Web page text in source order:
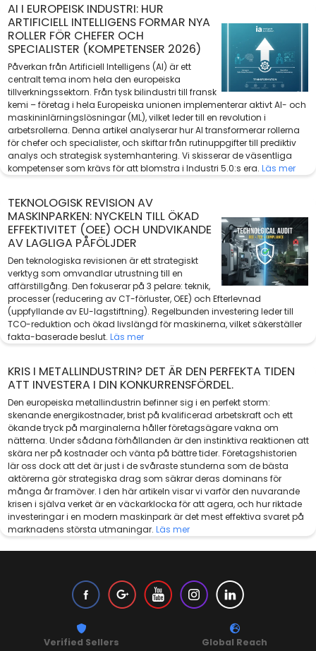
AI I EUROPEISK INDUSTRI: HUR
ARTIFICIELL INTELLIGENS FORMAR NYA
ROLLER FÖR CHEFER OCH
SPECIALISTER (KOMPETENSER 2026)
Påverkan från Artificiell Intelligens (AI) är ett
centralt tema inom hela den europeiska
tillverkningssektorn. Från tysk bilindustri till fransk
kemi – företag i hela Europeiska unionen implementerar aktivt AI- och
maskininlärningslösningar (ML), vilket leder till en revolution i
arbetsrollerna. Denna artikel analyserar hur AI transformerar rollerna
för chefer och specialister, och skiftar från rutinuppgifter till prediktiv
analys och strategisk systemhantering. Vi skisserar de väsentliga
kompetenser som krävs för att blomstra i Industri 5.0:s era. Läs mer
TEKNOLOGISK REVISION AV
MASKINPARKEN: NYCKELN TILL ÖKAD
EFFEKTIVITET (OEE) OCH UNDVIKANDE
AV LAGLIGA PÅFÖLJDER
Den teknologiska revisionen är ett strategiskt
verktyg som omvandlar utrustning till en
affärstillgång. Den fokuserar på 3 pelare: teknik,
processer (reducering av CT-förluster, OEE) och Efterlevnad
(uppfyllande av EU-lagstiftning). Regelbunden investering leder till
TCO-reduktion och ökad livslängd för maskinerna, vilket säkerställer
fakta-baserade beslut. Läs mer
KRIS I METALLINDUSTRIN? DET ÄR DEN PERFEKTA TIDEN
ATT INVESTERA I DIN KONKURRENSFÖRDEL.
Den europeiska metallindustrin befinner sig i en perfekt storm:
skenande energikostnader, brist på kvalificerad arbetskraft och ett
ökande tryck på marginalerna håller företagsägare vakna om
nätterna. Under sådana förhållanden är den instinktiva reaktionen att
skära ner på kostnader och vänta på bättre tider. Företagshistorien
lär oss dock att det är just i de svåraste stunderna som de bästa
aktörerna gör strategiska drag som säkrar deras dominans för
många år framöver. I den här artikeln visar vi varför den nuvarande
krisen i själva verket är en väckarklocka för att agera, och hur riktade
investeringar i en modern maskinpark är det mest effektiva svaret på
marknadens största utmaningar. Läs mer
Verified Sellers
Global Reach